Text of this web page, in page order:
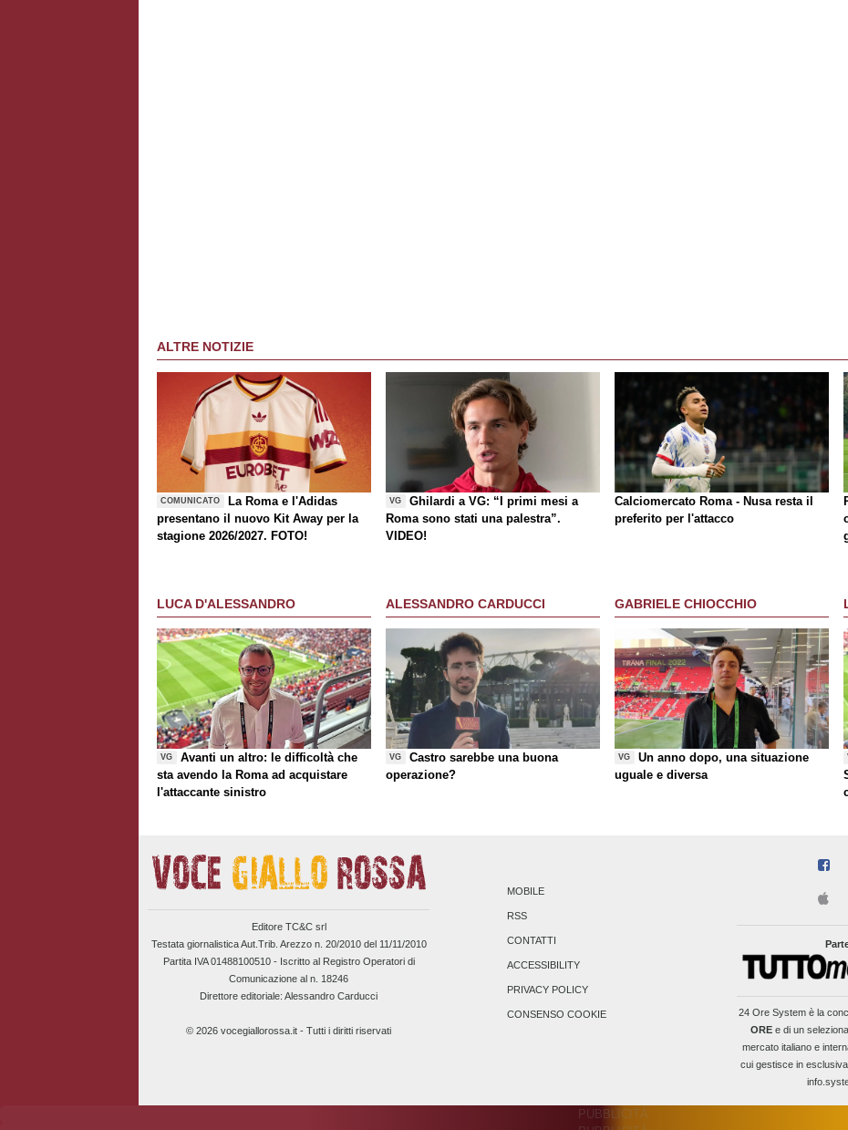
ALTRE NOTIZIE
COMUNICATO
La Roma e l'Adidas
presentano il nuovo Kit Away per la
stagione 2026/2027. FOTO!
VG
Ghilardi a VG: “I primi mesi a
Roma sono stati una palestra”.
VIDEO!
Calciomercato Roma - Nusa resta il
preferito per l'attacco
LUCA D'ALESSANDRO
VG
Avanti un altro: le difficoltà che
sta avendo la Roma ad acquistare
l'attaccante sinistro
ALESSANDRO CARDUCCI
VG
Castro sarebbe una buona
operazione?
GABRIELE CHIOCCHIO
VG
Un anno dopo, una situazione
uguale e diversa
Editore TC&C srl
Testata giornalistica Aut.Trib. Arezzo n. 20/2010 del 11/11/2010
Partita IVA 01488100510 - Iscritto al Registro Operatori di
Comunicazione al n. 18246
Direttore editoriale: Alessandro Carducci
© 2026 vocegiallorossa.it - Tutti i diritti riservati
MOBILE
RSS
CONTATTI
ACCESSIBILITY
PRIVACY POLICY
CONSENSO COOKIE 24 Ore Systemè la
OREe di un
mercato italiano e
cui gestisce in